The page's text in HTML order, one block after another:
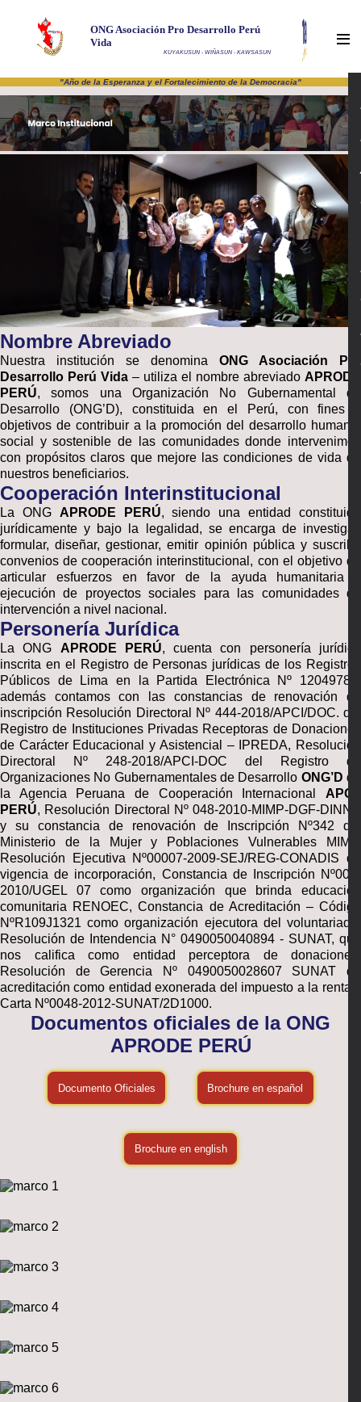
ONG Asociación Pro Desarrollo Perú
Vida
KUYAKUSUN - WIÑASUN - KAWSASUN
"Año de la Esperanza y el Fortalecimiento de la Democracia"
Nombre Abreviado
Nuestra institución se denomina ONG Asociación Pro
Desarrollo Perú Vida – utiliza el nombre abreviado APRODE
PERÚ, somos una Organización No Gubernamental de
Desarrollo (ONG’D), constituida en el Perú, con fines y
objetivos de contribuir a la promoción del desarrollo humano,
social y sostenible de las comunidades donde intervenimos
con propósitos claros que mejore las condiciones de vida de
nuestros beneficiarios.
Cooperación Interinstitucional
La ONG APRODE PERÚ, siendo una entidad constituida
jurídicamente y bajo la legalidad, se encarga de investigar,
formular, diseñar, gestionar, emitir opinión pública y suscribir
convenios de cooperación interinstitucional, con el objetivo de
articular esfuerzos en favor de la ayuda humanitaria y
ejecución de proyectos sociales para las comunidades de
intervención a nivel nacional.
Personería Jurídica
La ONG APRODE PERÚ, cuenta con personería jurídica
inscrita en el Registro de Personas jurídicas de los Registros
Públicos de Lima en la Partida Electrónica Nº 12049780,
además contamos con las constancias de renovación de
inscripción Resolución Directoral Nº 444-2018/APCI/DOC. del
Registro de Instituciones Privadas Receptoras de Donaciones
de Carácter Educacional y Asistencial – IPREDA, Resolución
Directoral Nº 248-2018/APCI-DOC del Registro de
Organizaciones No Gubernamentales de Desarrollo ONG’D de
la Agencia Peruana de Cooperación Internacional APCI-
PERÚ, Resolución Directoral Nº 048-2010-MIMP-DGF-DINNA
y su constancia de renovación de Inscripción Nº342 del
Ministerio de la Mujer y Poblaciones Vulnerables MIMP,
Resolución Ejecutiva Nº00007-2009-SEJ/REG-CONADIS de
vigencia de incorporación, Constancia de Inscripción Nº001-
2010/UGEL 07 como organización que brinda educación
comunitaria RENOEC, Constancia de Acreditación – Código
NºR109J1321 como organización ejecutora del voluntariado,
Resolución de Intendencia N° 0490050040894 - SUNAT, que
nos califica como entidad perceptora de donaciones;
Resolución de Gerencia Nº 0490050028607 SUNAT de
acreditación como entidad exonerada del impuesto a la renta y
Carta Nº0048-2012-SUNAT/2D1000.
Documentos oficiales de la ONG
APRODE PERÚ
Documento Oficiales Brochure en español
Brochure en english